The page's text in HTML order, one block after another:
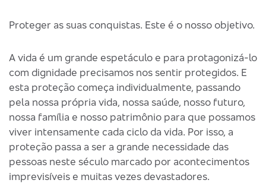
Proteger as suas conquistas. Este é o nosso objetivo.
A vida é um grande espetáculo e para protagonizá-lo
com dignidade precisamos nos sentir protegidos. E
esta proteção começa individualmente, passando
pela nossa própria vida, nossa saúde, nosso futuro,
nossa família e nosso patrimônio para que possamos
viver intensamente cada ciclo da vida. Por isso, a
proteção passa a ser a grande necessidade das
pessoas neste século marcado por acontecimentos
imprevisíveis e muitas vezes devastadores.